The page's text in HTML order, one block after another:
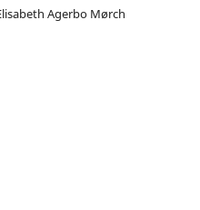
Agerbo Mørch